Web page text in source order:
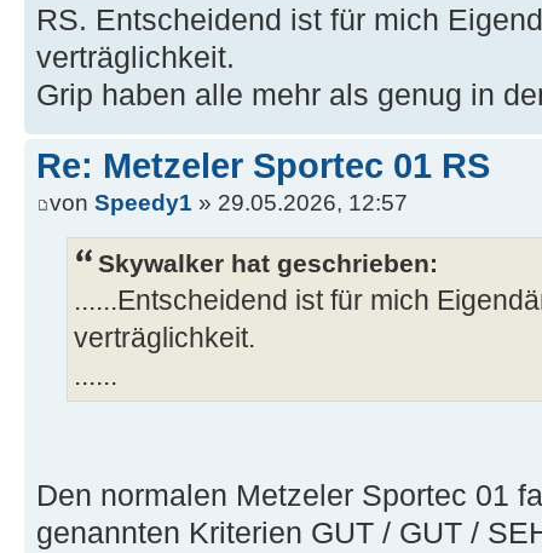
RS. Entscheidend ist für mich
verträglichkeit.
Grip haben alle mehr als genug in
Re: Metzeler Sportec 01 RS
von Speedy1 » 29.05.2026, 12:57
Skywalker hat geschrieben:
......Entscheidend ist für mich
verträglichkeit.
......
Den normalen Metzeler Sportec 01
genannten Kriterien GUT / GUT /